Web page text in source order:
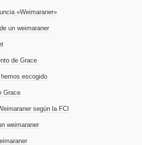
«Weimaraner»
un weimaraner
de Grace
escogido
Grace
según la FCI
weimaraner